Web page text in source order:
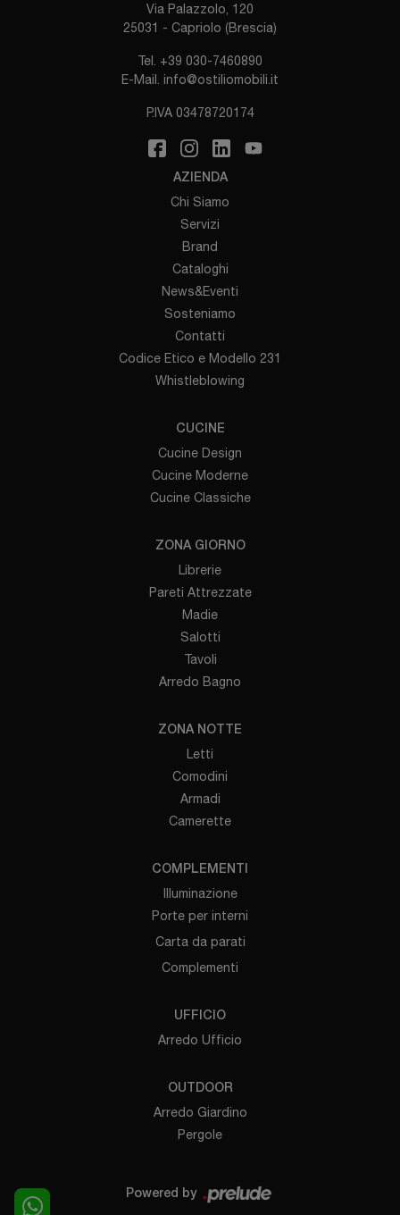
Via Palazzolo, 120
25031 - Capriolo (Brescia)
Tel. +39 030-7460890
E-Mail. info@ostiliomobili.it
P.IVA 03478720174
AZIENDA
Chi Siamo
Servizi
Brand
Cataloghi
News&Eventi
Sosteniamo
Contatti
Codice Etico e Modello 231
Whistleblowing
CUCINE
Cucine Design
Cucine Moderne
Cucine Classiche
ZONA GIORNO
Librerie
Pareti Attrezzate
Madie
Salotti
Tavoli
Arredo Bagno
ZONA NOTTE
Letti
Comodini
Armadi
Camerette
COMPLEMENTI
Illuminazione
Porte per interni
Carta da parati
Complementi
UFFICIO
Arredo Ufficio
OUTDOOR
Arredo Giardino
Pergole
Powered by